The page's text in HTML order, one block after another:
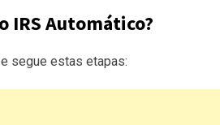
IRS Automático?
segue estas etapas: